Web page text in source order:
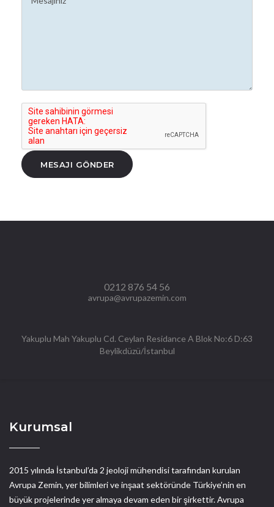
MESAJI GÖNDER
0212 876 54 56
avrupa@avrupazemin.com
Yakuplu Mah Yakuplu Cd. Ceylan Residance A Blok No:6 D:63
Beylikdüzü/İstanbul
Kurumsal
2015 yılında İstanbul’da 2 jeoloji mühendisi tarafından kurulan
Avrupa Zemin, yer bilimleri ve inşaat sektöründe Türkiye’nin en
büyük projelerinde yer almaya devam eden bir şirkettir. Avrupa